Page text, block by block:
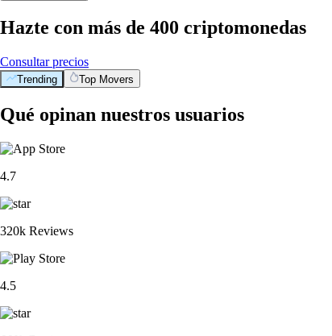
Hazte con más de 400 criptomonedas
Consultar precios
Trending Top Movers
Qué opinan nuestros usuarios
4.7
320k Reviews
4.5